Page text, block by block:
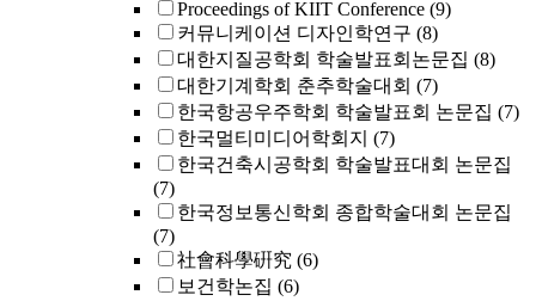
Proceedings of KIIT Conference (9)
커뮤니케이션 디자인학연구 (8)
대한지질공학회 학술발표회논문집 (8)
대한기계학회 춘추학술대회 (7)
한국항공우주학회 학술발표회 논문집 (7)
한국멀티미디어학회지 (7)
한국건축시공학회 학술발표대회 논문집
(7)
한국정보통신학회 종합학술대회 논문집
(7)
社會科學硏究 (6)
보건학논집 (6)